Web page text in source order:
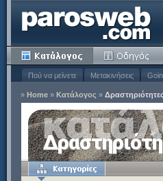
Πού να μείνετε Μετακινήσεις
» Home » Κατάλογος » Δραστηριότητες